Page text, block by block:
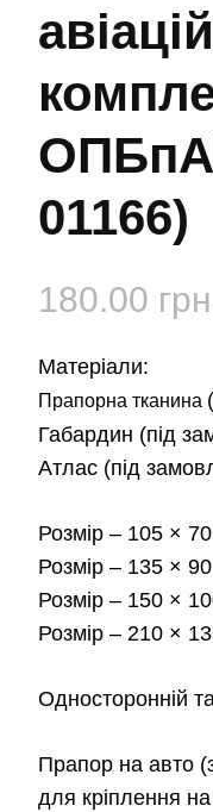
01166)
180.00
Матеріали:
Прапорна тканина
Габардин (під
Атлас (під
Розмір – 105 ×
Розмір – 135 ×
Розмір – 150 ×
Розмір – 210 ×
Односторонній
Прапор на авто
для кріплення на